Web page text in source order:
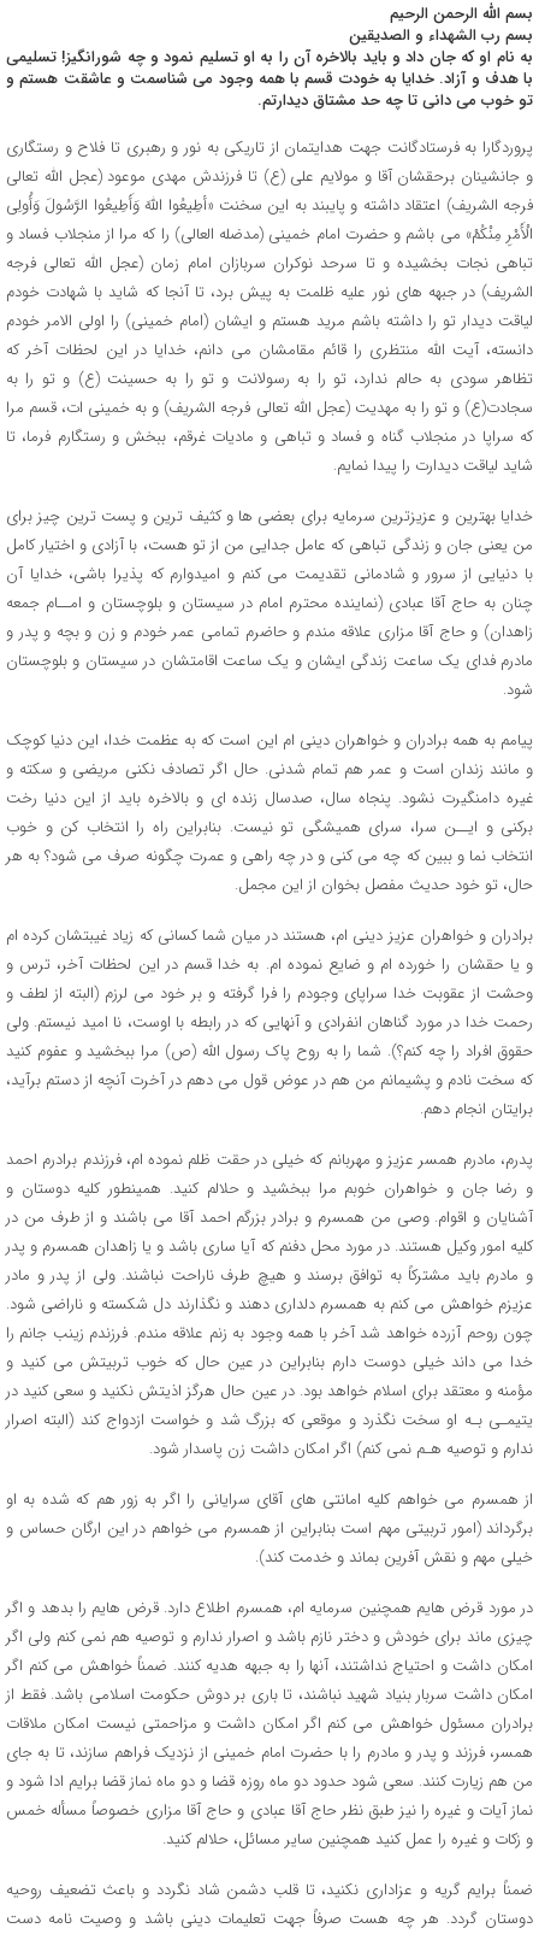
بسم الله الرحمن الرحیم
بسم رب الشهداء و الصدیقین
به نام او که جان داد و باید بالاخره آن را به او تسلیم نمود و چه شورانگیز! تسلیمی
با هدف و آزاد. خدایا به خودت قسم با همه وجود می شناسمت و عاشقت هستم و
تو خوب می دانی تا چه حد مشتاق دیدارتم.
پروردگارا به فرستادگانت جهت هدایتمان از تاریکی به نور و رهبری تا فلاح و رستگاری
و جانشینان برحقشان آقا و مولایم علی (ع) تا فرزندش مهدی موعود (عجل الله تعالى
فرجه الشریف) اعتقاد داشته و پایبند به این سخنت «أطِیعُوا اللَّهَ وَأَطِیعُوا الرَّسُولَ وَأُولِى
الْأَمْرِ مِنْکُمْ» می باشم و حضرت امام خمینی (مدضله العالی) را که مرا از منجلاب فساد و
تباهی نجات بخشیده و تا سرحد نوکران سربازان امام زمان (عجل الله تعالى فرجه
الشریف) در جبهه های نور علیه ظلمت به پیش برد، تا آنجا که شاید با شهادت خودم
لیاقت دیدار تو را داشته باشم مرید هستم و ایشان (امام خمینی) را اولی الامر خودم
دانسته، آیت الله منتظری را قائم مقامشان می دانم، خدایا در این لحظات آخر که
تظاهر سودی به حالم ندارد، تو را به رسولانت و تو را به حسینت (ع) و تو را به
سجادت(ع) و تو را به مهدیت (عجل الله تعالی فرجه الشریف) و به خمینی ات، قسم مرا
که سراپا در منجلاب گناه و فساد و تباهی و مادیات غرقم، ببخش و رستگارم فرما، تا
شاید لیاقت دیدارت را پیدا نمایم.
خدایا بهترین و عزیزترین سرمایه برای بعضی ها و کثیف ترین و پست ترین چیز برای
من یعنی جان و زندگی تباهی که عامل جدایی من از تو هست، با آزادی و اختیار کامل
با دنیایی از سرور و شادمانی تقدیمت می کنم و امیدوارم که پذیرا باشی، خدایا آن
چنان به حاج آقا عبادی (نماینده محترم امام در سیستان و بلوچستان و امــام جمعه
زاهدان) و حاج آقا مزاری علاقه مندم و حاضرم تمامی عمر خودم و زن و بچه و پدر و
مادرم فدای یک ساعت زندگی ایشان و یک ساعت اقامتشان در سیستان و بلوچستان
شود.
پیامم به همه برادران و خواهران دینی ام این است که به عظمت خدا، این دنیا کوچک
و مانند زندان است و عمر هم تمام شدنی. حال اگر تصادف نکنی مریضی و سکته و
غیره دامنگیرت نشود. پنجاه سال، صدسال زنده ای و بالاخره باید از این دنیا رخت
برکنی و ایــن سرا، سرای همیشگی تو نیست. بنابراین راه را انتخاب کن و خوب
انتخاب نما و ببین که چه می کنی و در چه راهی و عمرت چگونه صرف می شود؟ به هر
حال، تو خود حدیث مفصل بخوان از این مجمل.
برادران و خواهران عزیز دینی ام، هستند در میان شما کسانی که زیاد غیبتشان کرده ام
و یا حقشان را خورده ام و ضایع نموده ام. به خدا قسم در این لحظات آخر، ترس و
وحشت از عقوبت خدا سراپای وجودم را فرا گرفته و بر خود می لرزم (البته از لطف و
رحمت خدا در مورد گناهان انفرادی و آنهایی که در رابطه با اوست، نا امید نیستم. ولی
حقوق افراد را چه کنم؟). شما را به روح پاک رسول الله (ص) مرا ببخشید و عفوم کنید
که سخت نادم و پشیمانم من هم در عوض قول می دهم در آخرت آنچه از دستم برآید،
برایتان انجام دهم.
پدرم، مادرم همسر عزیز و مهربانم که خیلی در حقت ظلم نموده ام، فرزندم برادرم احمد
و رضا جان و خواهران خوبم مرا ببخشید و حلالم کنید. همینطور کلیه دوستان و
آشنایان و اقوام. وصی من همسرم و برادر بزرگم احمد آقا می باشند و از طرف من در
کلیه امور وکیل هستند. در مورد محل دفنم که آیا ساری باشد و یا زاهدان همسرم و پدر
و مادرم باید مشترکاً به توافق برسند و هیچ طرف ناراحت نباشند. ولی از پدر و مادر
عزیزم خواهش می کنم به همسرم دلداری دهند و نگذارند دل شکسته و ناراضی شود.
چون روحم آزرده خواهد شد آخر با همه وجود به زنم علاقه مندم. فرزندم زینب جانم را
خدا می داند خیلی دوست دارم بنابراین در عین حال که خوب تربیتش می کنید و
مؤمنه و معتقد برای اسلام خواهد بود. در عین حال هرگز اذیتش نکنید و سعی کنید در
یتیمـی بـه او سخت نگذرد و موقعی که بزرگ شد و خواست ازدواج کند (البته اصرار
ندارم و توصیه هـم نمی کنم) اگر امکان داشت زن پاسدار شود.
از همسرم می خواهم کلیه امانتی های آقای سرایانی را اگر به زور هم که شده به او
برگرداند (امور تربیتی مهم است بنابراین از همسرم می خواهم در این ارگان حساس و
خیلی مهم و نقش آفرین بماند و خدمت کند).
در مورد قرض هایم همچنین سرمایه ام، همسرم اطلاع دارد. قرض هایم را بدهد و اگر
چیزی ماند برای خودش و دختر نازم باشد و اصرار ندارم و توصیه هم نمی کنم ولی اگر
امکان داشت و احتیاج نداشتند، آنها را به جبهه هدیه کنند. ضمناً خواهش می کنم اگر
امکان داشت سربار بنیاد شهید نباشند، تا باری بر دوش حکومت اسلامی باشد. فقط از
برادران مسئول خواهش می کنم اگر امکان داشت و مزاحمتی نیست امکان ملاقات
همسر، فرزند و پدر و مادرم را با حضرت امام خمینی از نزدیک فراهم سازند، تا به جای
من هم زیارت کنند. سعی شود حدود دو ماه روزه قضا و دو ماه نماز قضا برایم ادا شود و
نماز آیات و غیره را نیز طبق نظر حاج آقا عبادی و حاج آقا مزاری خصوصاً مسأله خمس
و زکات و غیره را عمل کنید همچنین سایر مسائل، حلالم کنید.
ضمناً برایم گریه و عزاداری نکنید، تا قلب دشمن شاد نگردد و باعث تضعیف روحیه
دوستان گردد. هر چه هست صرفاً جهت تعلیمات دینی باشد و وصیت نامه دست